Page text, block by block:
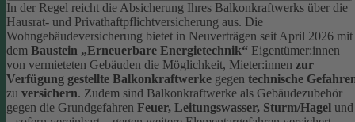
In der Regel reicht die Absicherung Ihres Balkonkraftwerks über die
Hausrat- und Privathaftpflichtversicherung aus. Die
Wohngebäudeversicherung bietet in Neuverträgen seit April 2026 mit
dem Baustein „Erneuerbare Energietechnik“ Eigentümer:innen
von vermieteten Gebäuden die Möglichkeit, Mieter:innen zur
Verfügung gestellte Balkonkraftwerke gegen technische
zu versichern. Zudem sind Balkonkraftwerke als Gebäudezubehör
gegen die Grundgefahren Feuer, Leitungswasser, Sturm/Hagel und